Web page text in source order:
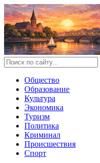
Общество
Образование
Культура
Экономика
Туризм
Политика
Криминал
Происшествия
Спорт